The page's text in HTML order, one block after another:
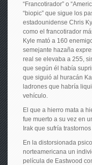
“Francotirador” o
“biopic” que sigue los
estadounidense Chris
como el francotirador
Kyle mató a 160
semejante hazaña
real se elevaba a 255,
que según él había
que siguió al huracán
ladrones que habría
vehículo.
El que a hierro mata a
fue muerto a su vez en
Irak que sufría
En la distorsionada
norteamericana un
película de Eastwood